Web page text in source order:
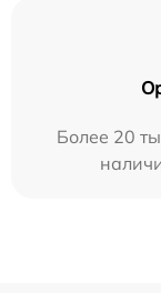
Более 20